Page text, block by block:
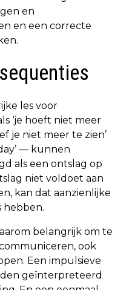
en
en een correcte
les voor
‘je hoeft niet meer
je niet meer te zien’
— kunnen
als een ontslag op
niet voldoet aan
kan dat aanzienlijke
hebben.
belangrijk om te
ook
Een impulsieve
geïnterpreteerd